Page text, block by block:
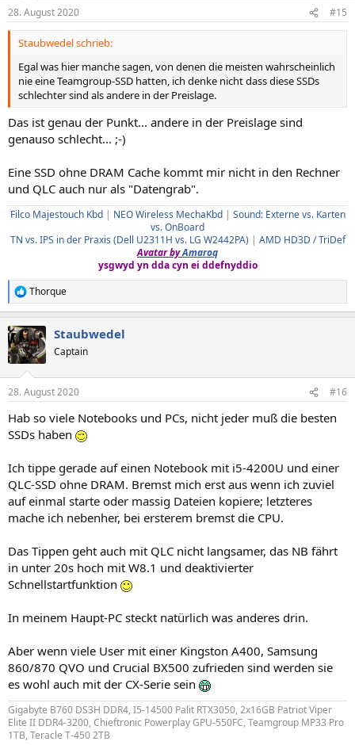
28. August 2020 #15
Staubwedel schrieb:
Egal was hier manche sagen, von denen die meisten wahrscheinlich
nie eine Teamgroup-SSD hatten, ich denke nicht dass diese SSDs
schlechter sind als andere in der Preislage.
Das ist genau der Punkt... andere in der Preislage sind
genauso schlecht... ;-)
Eine SSD ohne DRAM Cache kommt mir nicht in den Rechner
und QLC auch nur als "Datengrab".
Filco Majestouch Kbd| NEO Wireless MechaKbd| Sound: Externe vs. Karten
vs. OnBoard
TN vs. IPS in der Praxis (Dell U2311H vs. LG W2442PA) | AMD HD3D / TriDef
Avatar byAmaroq
ysgwyd yn dda cyn ei ddefnyddio
R
e
k
t
i
e
:
Thorque
Staubwedel
Captain
28. August 2020 #16
Hab so viele Notebooks und PCs, nicht jeder muß die besten
SSDs haben
Ich tippe gerade auf einen Notebook mit i5-4200U und einer
QLC-SSD ohne DRAM. Bremst mich erst aus wenn ich zuviel
auf einmal starte oder massig Dateien kopiere; letzteres
mache ich nebenher, bei ersterem bremst die CPU.
Das Tippen geht auch mit QLC nicht langsamer, das NB fährt
in unter 20s hoch mit W8.1 und deaktivierter
Schnellstartfunktion
In meinem Haupt-PC steckt natürlich was anderes drin.
Aber wenn viele User mit einer Kingston A400, Samsung
860/870 QVO und Crucial BX500 zufrieden sind werden sie
es wohl auch mit der CX-Serie sein
Gigabyte B760 DS3H DDR4, I5-14500 Palit RTX3050, 2x16GB Patriot Viper
Elite II DDR4-3200, Chieftronic Powerplay GPU-550FC, Teamgroup MP33 Pro
1TB, Teracle T-450 2TB